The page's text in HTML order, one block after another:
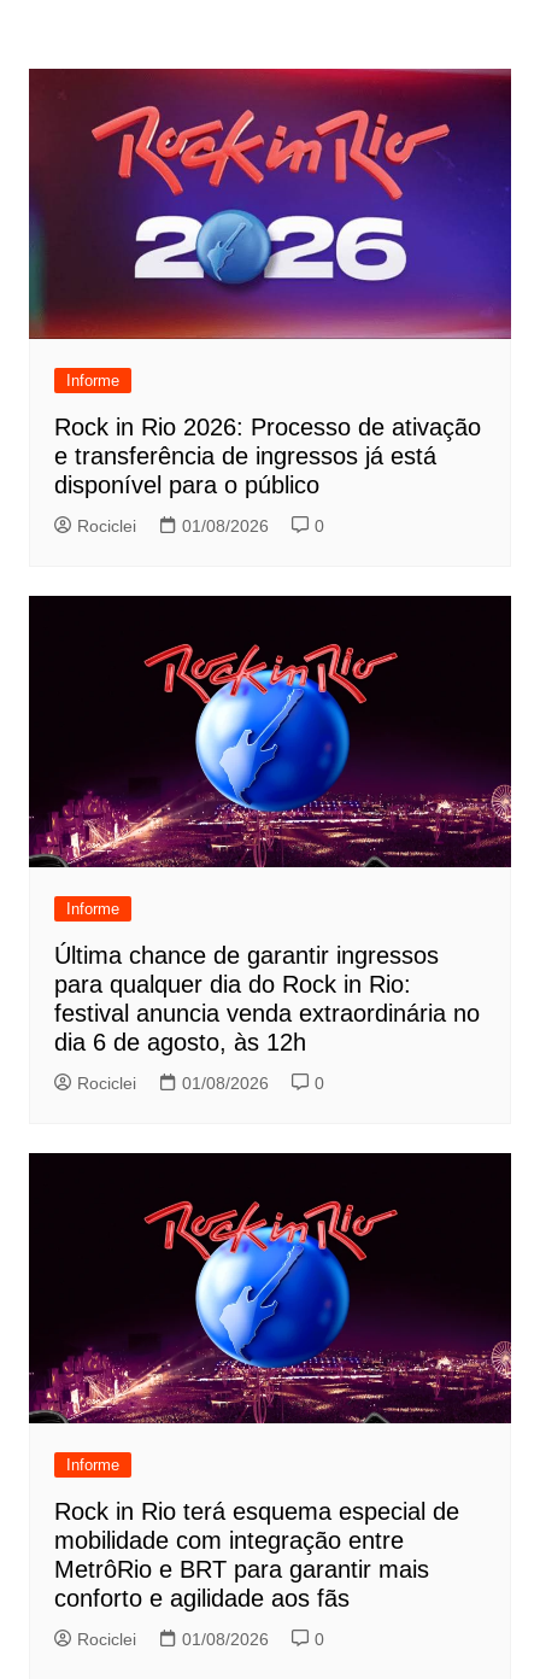
Informe
Rock in Rio 2026: Processo de ativação
e transferência de ingressos já está
disponível para o público
Rociclei 01/08/2026 0
Informe
Última chance de garantir ingressos
para qualquer dia do Rock in Rio:
festival anuncia venda extraordinária no
dia 6 de agosto, às 12h
Rociclei 01/08/2026 0
Informe
Rock in Rio terá esquema especial de
mobilidade com integração entre
MetrôRio e BRT para garantir mais
conforto e agilidade aos fãs
Rociclei 01/08/2026 0